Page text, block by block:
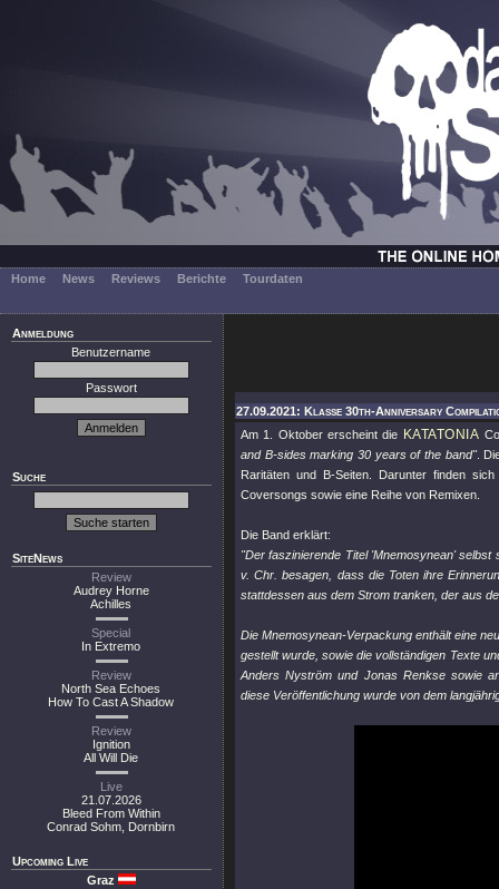
Home News Reviews Berichte Tourdaten
Anmeldung
Benutzername
Passwort
Suche
SiteNews
Review
Audrey Horne
Achilles
Special
In Extremo
Review
North Sea Echoes
How To Cast A Shadow
Review
Ignition
All Will Die
Live
21.07.2026
Bleed From Within
Conrad Sohm, Dornbirn
Upcoming Live
Graz
27.09.2021: Klasse 30th-Anniversary
Am 1. Oktober erscheint die KATATONIA
and B-sides marking 30 years of the band".
Raritäten und B-Seiten. Darunter finden sich
Coversongs sowie eine Reihe von Remixen.
Die Band erklärt:
"Der faszinierende Titel 'Mnemosynean'
v. Chr. besagen, dass die Toten ihre
stattdessen aus dem Strom tranken, der aus
Die Mnemosynean-Verpackung enthält eine
gestellt wurde, sowie die vollständigen Texte
Anders Nyström und Jonas Renkse sowie
diese Veröffentlichung wurde von dem